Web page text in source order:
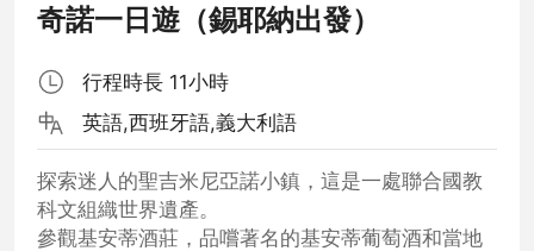
奇諾一日遊（錫耶納出發）
行程時長 11小時
英語,西班牙語,義大利語
探索迷人的聖吉米尼亞諾小鎮，這是一處聯合國教
科文組織世界遺產。
參觀基安蒂酒莊，品嚐著名的基安蒂葡萄酒和當地